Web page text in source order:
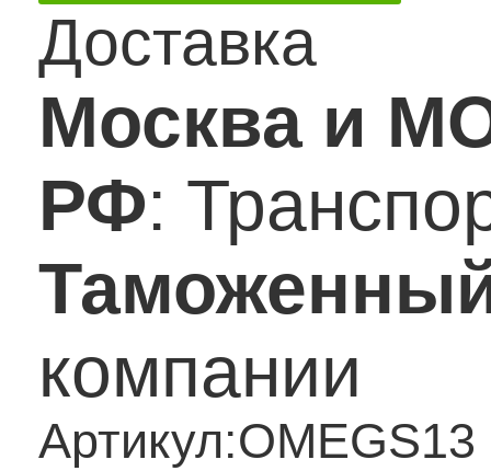
Доставка
Москва и
РФ:
компании
Артикул:OMEGS13